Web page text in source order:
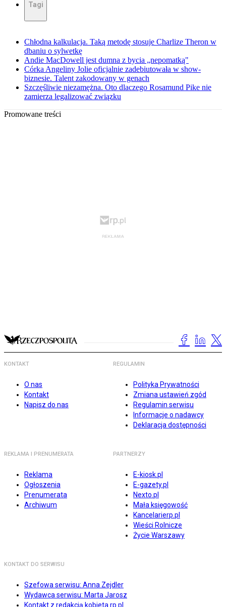
Tagi
Chłodna kalkulacja. Taką metodę stosuje Charlize Theron w
dbaniu o sylwetkę
Andie MacDowell jest dumna z bycia „nepomatką"
Córka Angeliny Jolie oficjalnie zadebiutowała w show-
biznesie. Talent zakodowany w genach
Szczęśliwie niezamężna. Oto dlaczego Rosamund Pike nie
zamierza legalizować związku
Promowane treści
KONTAKT
O nas
Kontakt
Napisz do nas
REGULAMIN
Polityka Prywatności
Zmiana ustawień zgód
Regulamin serwisu
Informacje o nadawcy
Deklaracja dostępności
REKLAMA I PRENUMERATA
Reklama
Ogłoszenia
Prenumerata
Archiwum
PARTNERZY
E-kiosk.pl
E-gazety.pl
Nexto.pl
Mała księgowość
Kancelarierp.pl
Wieści Rolnicze
Życie Warszawy
KONTAKT DO SERWISU
Szefowa serwisu: Anna Zejdler
Wydawca serwisu: Marta Jarosz
Kontakt z redakcją kobieta.rp.pl